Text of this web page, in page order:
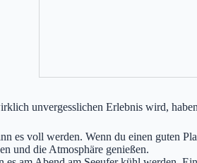
unvergesslichen Erlebnis wird,
es voll werden. Wenn du einen guten
und die Atmosphäre genießen.